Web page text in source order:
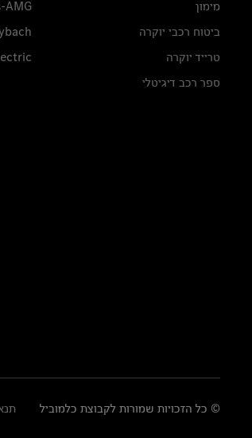
מימון
ביטוח רכבי יוקרה
טרייד יוקרה
ספר רכב דיגיטלי
AMG
© כל הזכויות שמורות לקבוצת כלמוביל